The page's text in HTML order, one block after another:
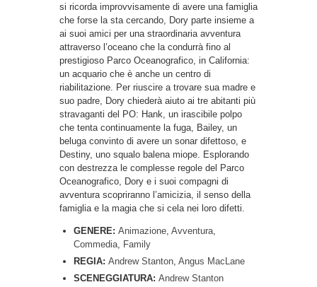
si ricorda improvvisamente di avere una famiglia
che forse la sta cercando, Dory parte insieme a
ai suoi amici per una straordinaria avventura
attraverso l’oceano che la condurrà fino al
prestigioso Parco Oceanografico, in California:
un acquario che è anche un centro di
riabilitazione. Per riuscire a trovare sua madre e
suo padre, Dory chiederà aiuto ai tre abitanti più
stravaganti del PO: Hank, un irascibile polpo
che tenta continuamente la fuga, Bailey, un
beluga convinto di avere un sonar difettoso, e
Destiny, uno squalo balena miope. Esplorando
con destrezza le complesse regole del Parco
Oceanografico, Dory e i suoi compagni di
avventura scopriranno l’amicizia, il senso della
famiglia e la magia che si cela nei loro difetti.
GENERE: Animazione Avventura
Commedia
Family
REGIA: Andrew Stanton Angus MacLane
SCENEGGIATURA: Andrew Stanton